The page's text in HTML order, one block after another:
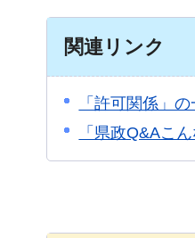
関連リンク
「許可関係」
「県政Q&Aこ